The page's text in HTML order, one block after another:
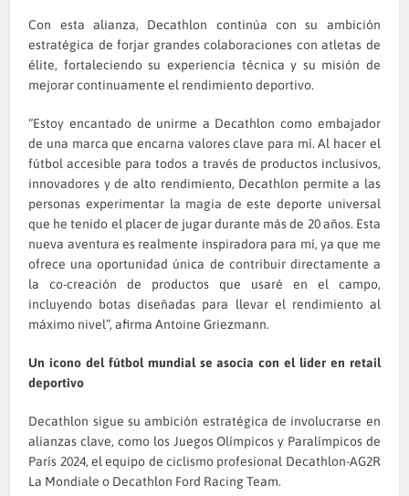
Con esta alianza, Decathlon continúa con su ambición
estratégica de forjar grandes colaboraciones con atletas de
élite, fortaleciendo su experiencia técnica y su misión de
mejorar continuamente el rendimiento deportivo.
“Estoy encantado de unirme a Decathlon como embajador
de una marca que encarna valores clave para mí. Al hacer el
fútbol accesible para todos a través de productos inclusivos,
innovadores y de alto rendimiento, Decathlon permite a las
personas experimentar la magia de este deporte universal
que he tenido el placer de jugar durante más de 20 años. Esta
nueva aventura es realmente inspiradora para mí, ya que me
ofrece una oportunidad única de contribuir directamente a
la co-creación de productos que usaré en el campo,
incluyendo botas diseñadas para llevar el rendimiento al
máximo nivel”, afirma Antoine Griezmann.
Un icono del fútbol mundial se asocia con el líder en retail
deportivo
Decathlon sigue su ambición estratégica de involucrarse en
alianzas clave, como los Juegos Olímpicos y Paralímpicos de
París 2024, el equipo de ciclismo profesional Decathlon-AG2R
La Mondiale o Decathlon Ford Racing Team.